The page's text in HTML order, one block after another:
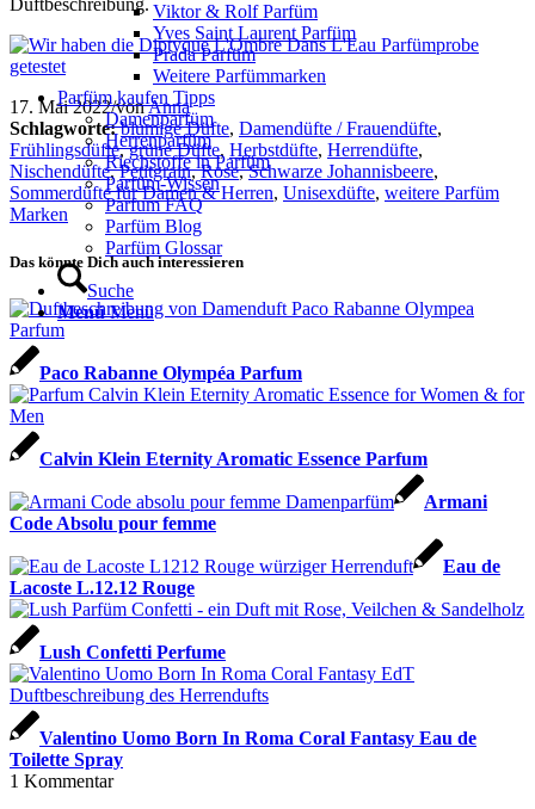
Viktor & Rolf Parfüm
Yves Saint Laurent Parfüm
Prada Parfüm
Weitere Parfümmarken
Parfüm kaufen Tipps
Damenparfüm
Herrenparfüm
Riechstoffe in Parfüm
Parfüm-Wissen
Parfum FAQ
Parfüm Blog
Parfüm Glossar
Suche
Menü Menü
Duftbeschreibung.
17. Mai 2022/vonAnna
Schlagworte: blumige Düfte, Damendüfte / Frauendüfte,
Frühlingsdüfte,grüne Düfte, Herbstdüfte, Herrendüfte,
Nischendüfte,Petitgrain,Rose,Schwarze Johannisbeere,
Sommerdüfte für Damen & Herren, Unisexdüfte, weitere Parfüm
Marken
Das könnte Dich auch interessieren
Paco Rabanne Olympéa Parfum
Calvin Klein Eternity Aromatic Essence Parfum
Armani
Code Absolu pour femme
Eau de
Lacoste L.12.12 Rouge
Lush Confetti Perfume
Valentino Uomo Born In Roma Coral Fantasy Eau de
Toilette Spray
1 Kommentar